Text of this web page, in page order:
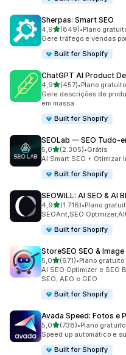
Sherpas: Smart SEO
4,9de 5 estrelas
(849)
849 avaliações ao todo
•Plano
Gere tráfego e vendas
Built for Shopify
ChatGPT AI Product
4,9de 5 estrelas
(457)
457 avaliações ao todo
•Plano
Gere descrições de
em massa
Built for Shopify
SEOLab — SEO
5,0de 5 estrelas
(2.305)
2305 avaliações ao todo
•Grátis
AI Smart SEO + Otimizar
Built for Shopify
SEOWILL: AI SEO & AI
4,9de 5 estrelas
(1.716)
1716 avaliações ao todo
•Plano
SEOAnt,SEO
Built for Shopify
StoreSEO SEO &
5,0de 5 estrelas
(671)
671 avaliações ao todo
•Plano
AI SEO Optimizer e SEO
SEO, AEO e GEO
Built for Shopify
Avada Speed: Fotos e
5,0de 5 estrelas
(738)
738 avaliações ao todo
•Plano
Speed up automático e
Built for Shopify